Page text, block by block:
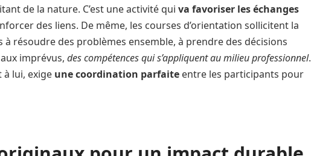
de la nature. C’est une activité qui va favoriser les échanges
des liens. De même, les courses d’orientation sollicitent la
à résoudre des problèmes ensemble, à prendre des décisions
imprévus, des compétences qui s’appliquent au milieu professionnel.
à lui, exige une coordination parfaite entre les participants pour